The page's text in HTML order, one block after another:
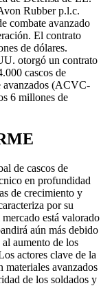
Rubber p.l.c.
combate avanzado
El contrato
de dólares.
otorgó un contrato
cascos de
avanzados (ACVC-
6 millones de
de cascos de
en profundidad
de crecimiento y
por su
está valorado
aún más debido
aumento de los
actores clave de la
materiales avanzados
de los soldados y